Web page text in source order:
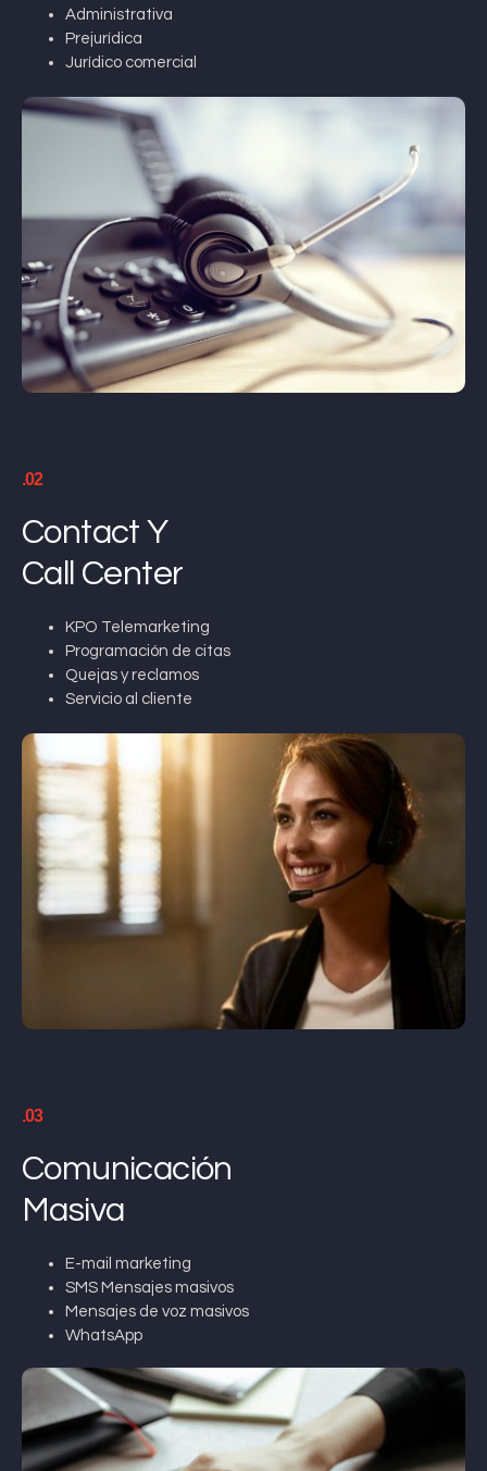
Administrativa
Prejurídica
Jurídico comercial
.02
Contact Y
Call Center
KPO Telemarketing
Programación de citas
Quejas y reclamos
Servicio al cliente
.03
Comunicación
Masiva
E-mail marketing
SMS Mensajes masivos
Mensajes de voz masivos
WhatsApp